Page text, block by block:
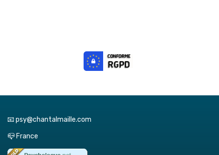
📧 psy@chantalmaille.com
📪 France